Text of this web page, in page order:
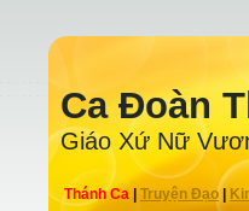
Ca Ðoàn
Giáo Xứ Nữ
Thánh Ca Truyện Ðạo|